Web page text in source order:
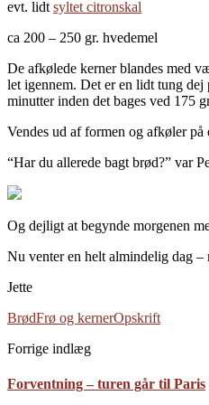
evt. lidt syltet citronskal
ca 200 – 250 gr. hvedemel
De afkølede kerner blandes med
let igennem. Det er en lidt tung
minutter inden det bages ved 175
Vendes ud af formen og afkøler på
“Har du allerede bagt brød?” var
Og dejligt at begynde morgenen
Nu venter en helt almindelig dag
Jette
BrødFrø og kernerOpskrift
Forrige indlæg
Forventning – turen går til Paris